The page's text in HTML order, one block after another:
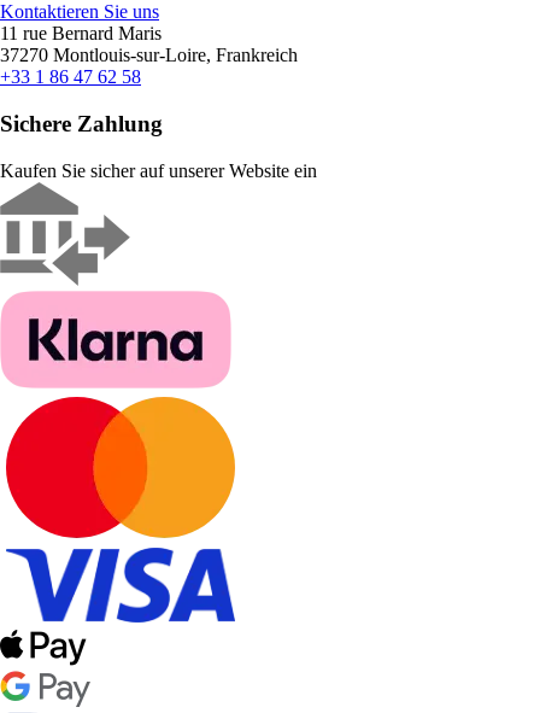
Kontaktieren Sie uns
11 rue Bernard Maris
37270 Montlouis-sur-Loire, Frankreich
+33 1 86 47 62 58
Sichere Zahlung
Kaufen Sie sicher auf unserer Website ein